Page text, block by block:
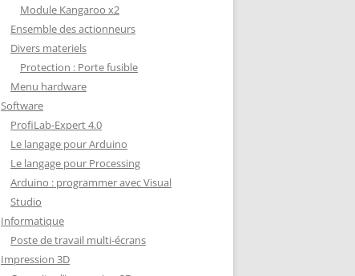
Module Kangaroo x2
Ensemble des actionneurs
Divers materiels
Protection : Porte fusible
Menu hardware
Software
ProfiLab-Expert 4.0
Le langage pour Arduino
Le langage pour Processing
Arduino : programmer avec Visual
Studio
Informatique
Poste de travail multi-écrans
Impression 3D